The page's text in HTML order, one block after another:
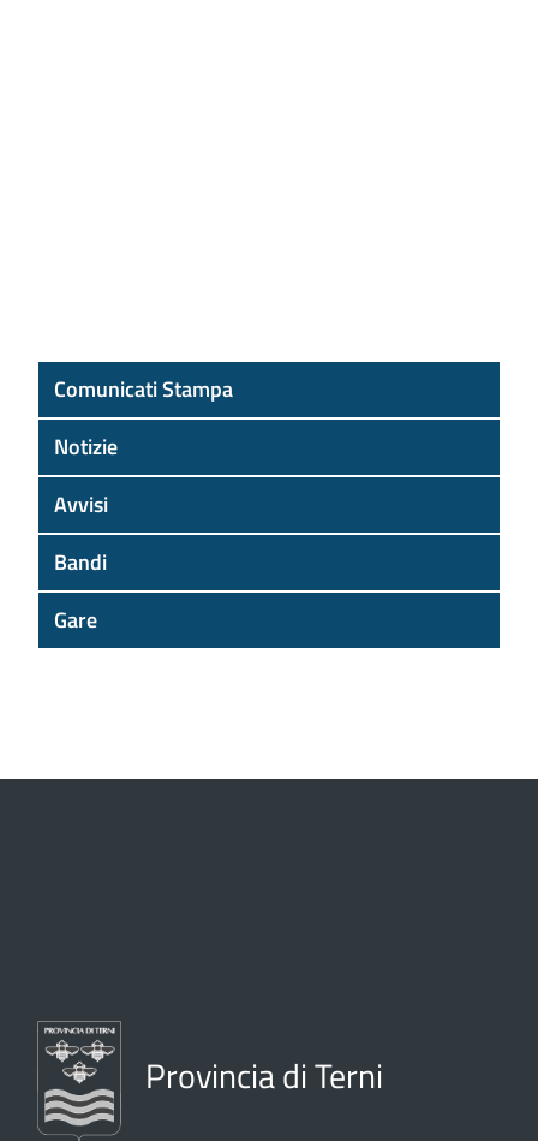
Comunicati Stampa
Notizie
Avvisi
Bandi
Gare
Provincia di Terni